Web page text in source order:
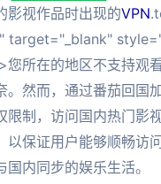
影视作品时出现的VPN
target="_blank"
所在的地区不支持观
。然而，通过番茄回国
限制，访问国内热门影
以保证用户能够顺畅访
内同步的娱乐生活。